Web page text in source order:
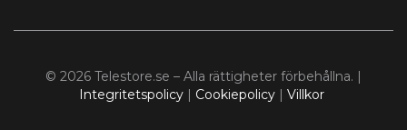
© 2026 Telestore.se – Alla rättigheter förbehållna. |
Integritetspolicy | Cookiepolicy | Villkor